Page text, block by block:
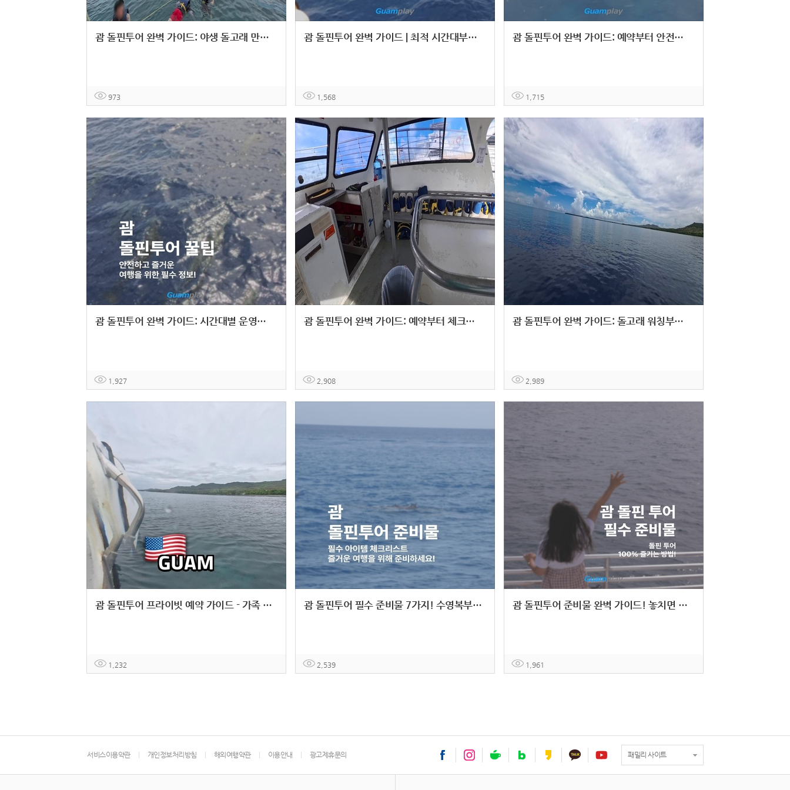
괌 돌핀투어 완벽 가이드: 야생 돌고래 만날 확률 90% 높이는 방법
973
괌 돌핀투어 완벽 가이드 | 최적 시간대부터 준비물까지 한 번에!
1,568
괌 돌핀투어 완벽 가이드: 예약부터 안전수칙까지
1,715
괌 돌핀투어 완벽 가이드: 시간대별 운영부터 필수 준비물까지
1,927
괌 돌핀투어 완벽 가이드: 예약부터 체크인까지 놓치면 안 되는 필수 정보
2,908
괌 돌핀투어 완벽 가이드: 돌고래 워칭부터 스노클링까지 한번에!
2,989
괌 돌핀투어 프라이빗 예약 가이드 - 가족 여행 완벽 준비법
1,232
괌 돌핀투어 필수 준비물 7가지! 수영복부터 자외선차단제까지 완벽 가이드
2,539
괌 돌핀투어 준비물 완벽 가이드! 놓치면 후회하는 필수템 총정리
1,961
서비스이용약관 개인정보처리방침 해외여행약관 이용안내 광고제휴문의 패밀리 사이트